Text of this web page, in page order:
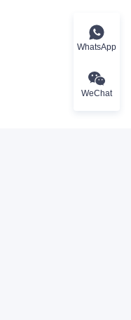
WhatsApp
WeChat